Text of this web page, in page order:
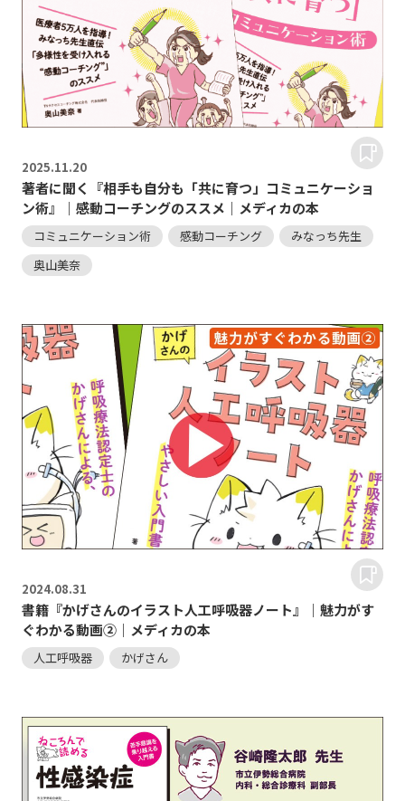
2025.11.20
著者に聞く『相手も自分も「共に育つ」コミュニケーショ
ン術』｜感動コーチングのススメ｜メディカの本
コミュニケーション術 感動コーチング
みなっち先生
奥山美奈
2024.08.31
書籍『かげさんのイラスト人工呼吸器ノート』｜魅力がす
ぐわかる動画②｜メディカの本
人工呼吸器 かげさん